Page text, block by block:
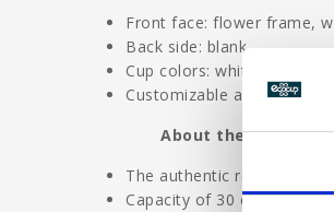
Front face: flower frame,
Back side: blank
Cup colors: white or frosted
Customizable areas:
About the ecocup:
The authentic reusable and
Capacity of 30 cl and